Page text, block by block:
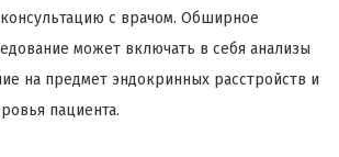
с врачом. Обширное
может включать в себя анализы
на предмет эндокринных расстройств и
пациента.